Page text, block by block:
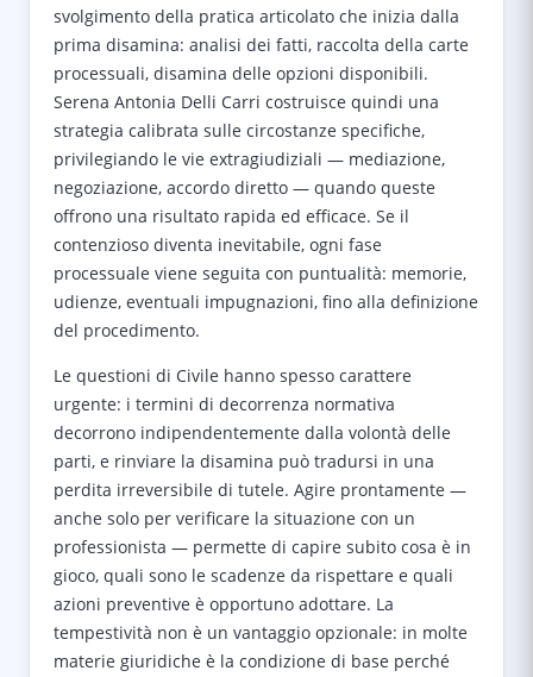
svolgimento della pratica articolato che inizia dalla
prima disamina: analisi dei fatti, raccolta della carte
processuali, disamina delle opzioni disponibili.
Serena Antonia Delli Carri costruisce quindi una
strategia calibrata sulle circostanze specifiche,
privilegiando le vie extragiudiziali — mediazione,
negoziazione, accordo diretto — quando queste
offrono una risultato rapida ed efficace. Se il
contenzioso diventa inevitabile, ogni fase
processuale viene seguita con puntualità: memorie,
udienze, eventuali impugnazioni, fino alla definizione
del procedimento.
Le questioni di Civile hanno spesso carattere
urgente: i termini di decorrenza normativa
decorrono indipendentemente dalla volontà delle
parti, e rinviare la disamina può tradursi in una
perdita irreversibile di tutele. Agire prontamente —
anche solo per verificare la situazione con un
professionista — permette di capire subito cosa è in
gioco, quali sono le scadenze da rispettare e quali
azioni preventive è opportuno adottare. La
tempestività non è un vantaggio opzionale: in molte
materie giuridiche è la condizione di base perché